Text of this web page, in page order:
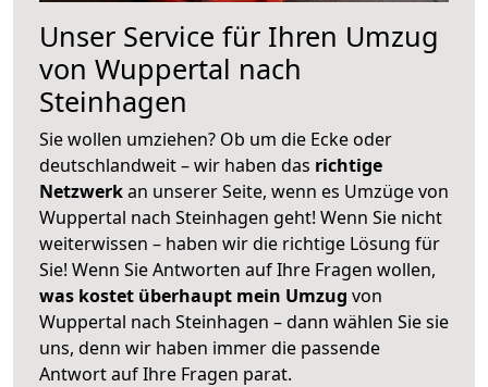
Unser Service für Ihren Umzug
von Wuppertal nach
Steinhagen
Sie wollen umziehen? Ob um die Ecke oder
deutschlandweit – wir haben das richtige
Netzwerkan unserer Seite, wenn es Umzüge von
Wuppertal nach Steinhagen geht! Wenn Sie nicht
weiterwissen – haben wir die richtige Lösung für
Sie! Wenn Sie Antworten auf Ihre Fragen wollen,
was kostet überhaupt mein Umzug von
Wuppertal nach Steinhagen – dann wählen Sie sie
uns, denn wir haben immer die passende
Antwort auf Ihre Fragen parat.